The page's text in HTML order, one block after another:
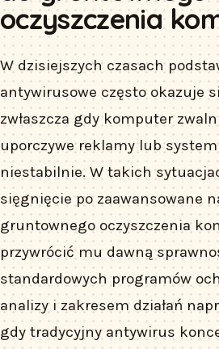
oczyszczenia
W dzisiejszych czasach
antywirusowe często okazuje
zwłaszcza gdy komputer
uporczywe reklamy lub
niestabilnie. W takich
sięgnięcie po zaawansowane
gruntownego oczyszczenia
przywrócić mu dawną
standardowych programów
analizy i zakresem działań
gdy tradycyjny antywirus